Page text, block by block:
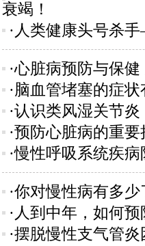
衰竭！
·人类健康头号杀
·心脏病预防与保
·脑血管堵塞的症状
·认识类风湿关节炎
·预防心脏病的重要
·慢性呼吸系统疾
·你对慢性病有多少
·人到中年，如何
·摆脱慢性支气管